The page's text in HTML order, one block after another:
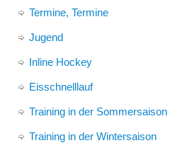
Termine, Termine
Jugend
Inline Hockey
Eisschnelllauf
Training in der Sommersaison
Training in der Wintersaison